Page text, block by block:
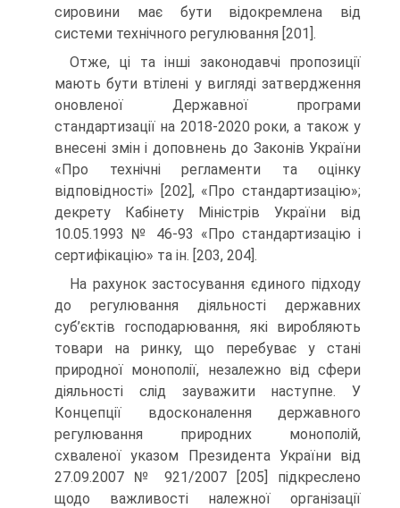
сировини має бути відокремлена від
системи технічного регулювання [201].
Отже, ці та інші законодавчі пропозиції
мають бути втілені у вигляді затвердження
оновленої Державної програми
стандартизації на 2018-2020 роки, а також у
внесені змін і доповнень до Законів України
«Про технічні регламенти та оцінку
відповідності» [202], «Про стандартизацію»;
декрету Кабінету Міністрів України від
10.05.1993 № 46-93 «Про стандартизацію і
сертифікацію» та ін. [203, 204].
На рахунок застосування єдиного підходу
до регулювання діяльності державних
суб’єктів господарювання, які виробляють
товари на ринку, що перебуває у стані
природної монополії, незалежно від сфери
діяльності слід зауважити наступне. У
Концепції вдосконалення державного
регулювання природних монополій,
схваленої указом Президента України від
27.09.2007 № 921/2007 [205] підкреслено
щодо важливості належної організації